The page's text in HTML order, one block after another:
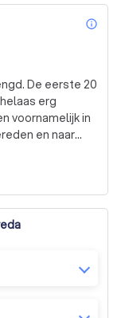
De eerste 20
erg
voornamelijk in
en naar
niet goed
dat ik onnodig
en ik
tijdens
Wel vond ik